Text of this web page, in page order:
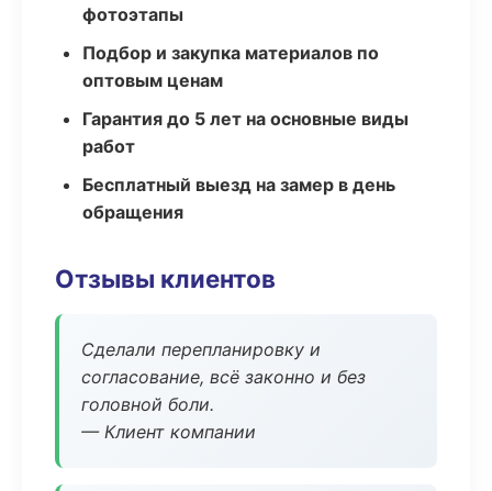
фотоэтапы
Подбор и закупка материалов по
оптовым ценам
Гарантия до 5 лет на основные виды
работ
Бесплатный выезд на замер в день
обращения
Отзывы клиентов
Сделали перепланировку и
согласование, всё законно и без
головной боли.
— Клиент компании